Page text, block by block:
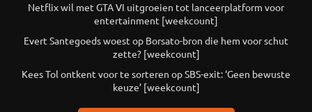
Netflix wil met GTA VI uitgroeien tot lanceerplatform voor
entertainment [weekcount]
Evert Santegoeds woest op Borsato-bron die hem voor schut
zette? [weekcount]
Kees Tol ontkent voor te sorteren op SBS-exit: ‘Geen bewuste
keuze’ [weekcount]